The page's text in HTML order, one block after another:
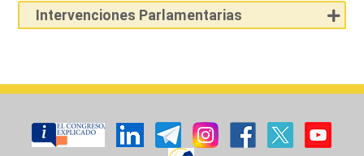
Intervenciones Parlamentarias